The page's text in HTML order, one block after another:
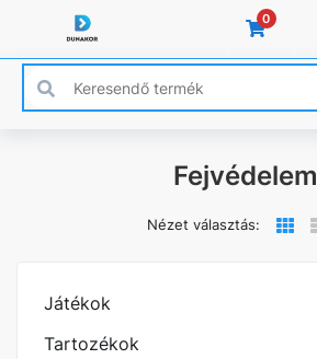
0
Fejvédelem
Nézet választás:
Játékok
Tartozékok